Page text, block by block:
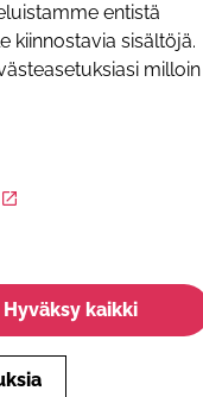
entistä
kiinnostavia sisältöjä.
milloin
Hyväksy kaikki